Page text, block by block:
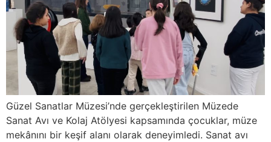
Güzel Sanatlar Müzesi’nde gerçekleştirilen Müzede
Sanat Avı ve Kolaj Atölyesi kapsamında çocuklar, müze
mekânını bir keşif alanı olarak deneyimledi. Sanat avı